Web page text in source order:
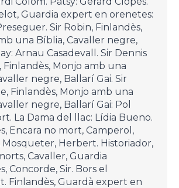
Guardia expert en orenetes:
Sir Robin, Finlandès,
una Bíblia, Cavaller negre,
Arnau Casadevall. Sir Dennis
Finlandès, Monjo amb una
negre, Ballarí Gai. Sir
Finlandès, Monjo amb una
negre, Ballarí Gai: Pol
La Dama del llac: Lídia Bueno.
Encara no mort, Camperol,
Mosqueter, Herbert. Historiador,
Cavaller, Guardia
Concorde, Sir. Bors el
Finlandès, Guardà expert en